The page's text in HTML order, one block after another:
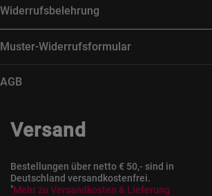
Widerrufsbelehrung
Muster-Widerrufsformular
AGB
Versand
Bestellungen über netto € 50,- sind in
Deutschland versandkostenfrei.
*Mehr zu Versandkosten & Lieferung